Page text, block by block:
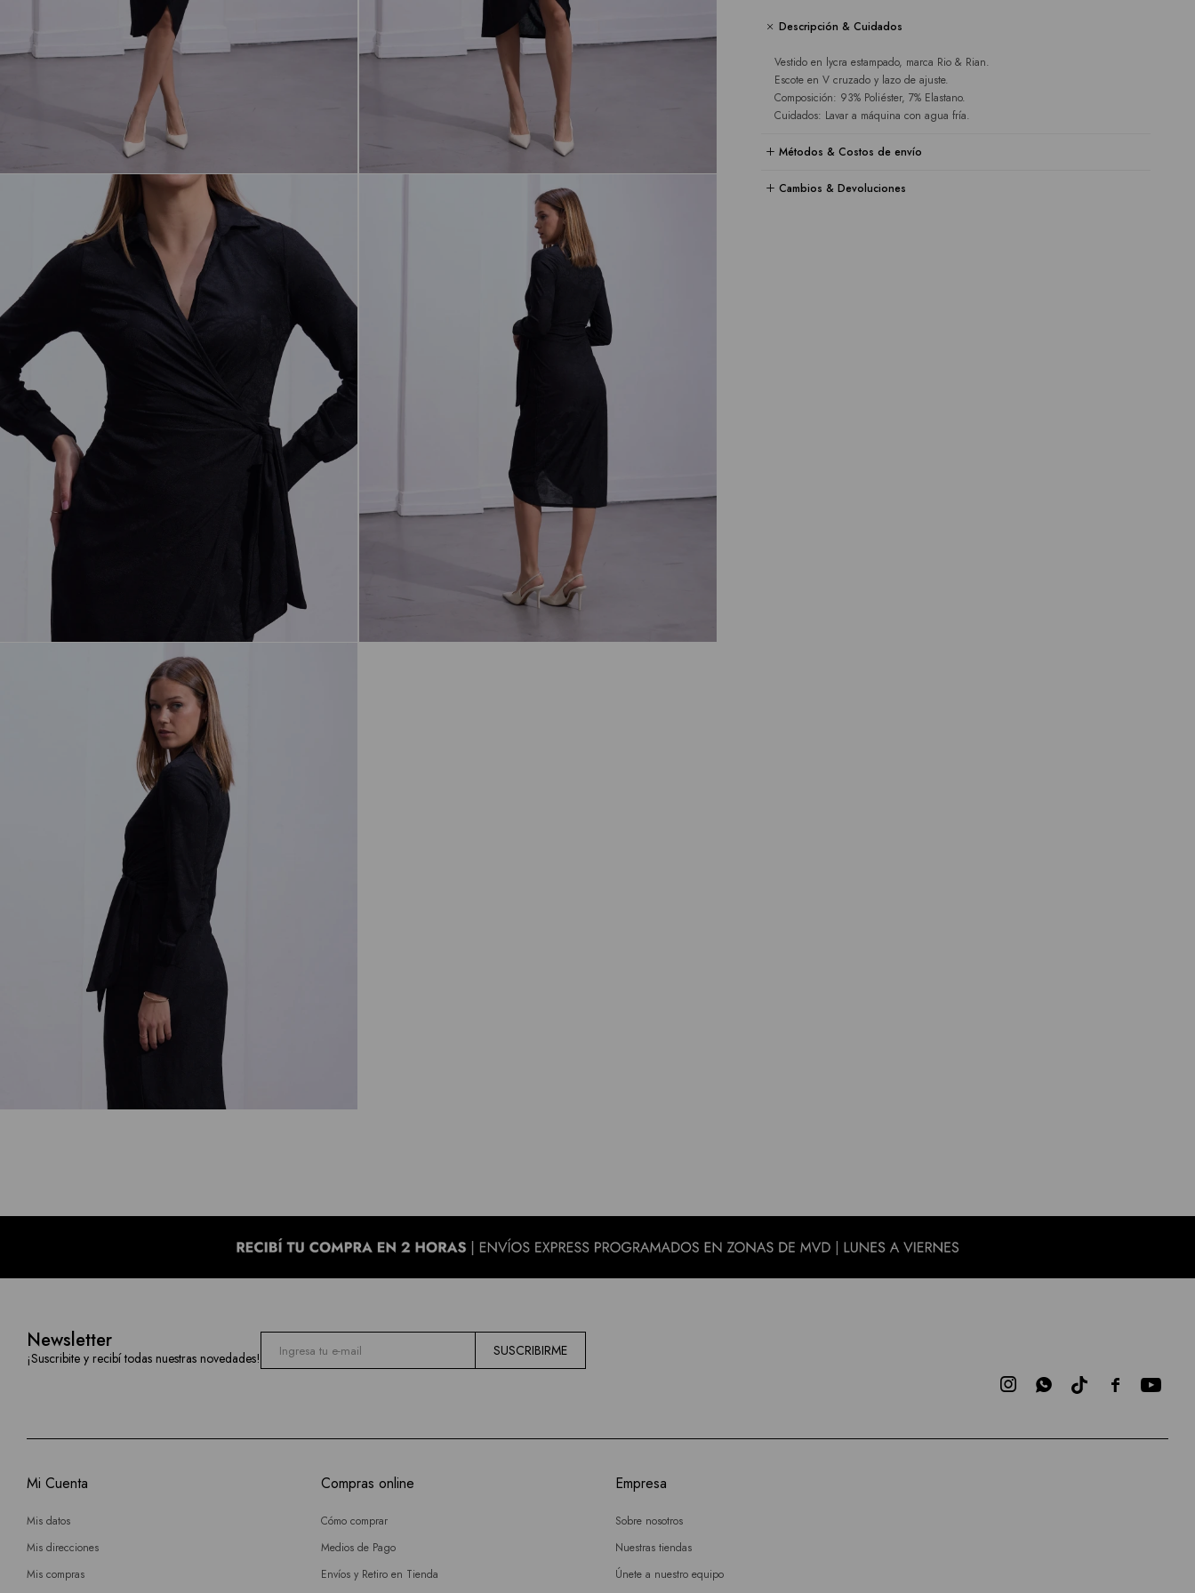
Descripción & Cuidados
Vestido en lycra estampado, marca Rio & Rian.
Escote en V cruzado y lazo de ajuste.
Composición: 93% Poliéster, 7% Elastano.
Cuidados: Lavar a máquina con agua fría.
Métodos & Costos de envío
Cambios & Devoluciones
Newsletter
¡Suscribite y recibí todas nuestras novedades! SUSCRIBIRME

 
Mi Cuenta
Mis datos
Mis direcciones
Mis compras
Compras online
Cómo comprar
Medios de Pago
Envíos y Retiro en Tienda
Empresa
Sobre nosotros
Nuestras tiendas
Únete a nuestro equipo